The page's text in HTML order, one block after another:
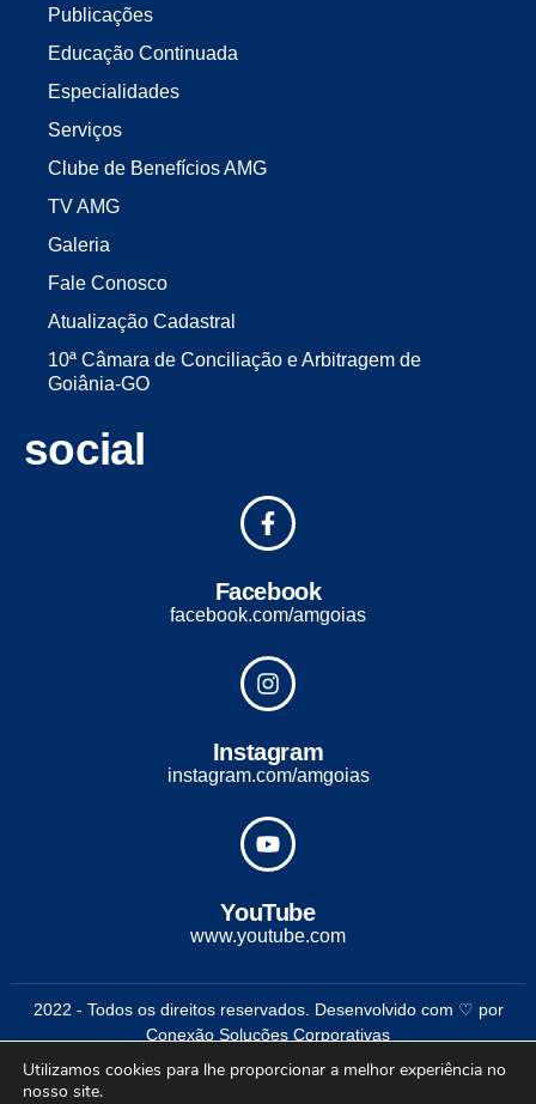
Publicações
Educação Continuada
Especialidades
Serviços
Clube de Benefícios AMG
TV AMG
Galeria
Fale Conosco
Atualização Cadastral
10ª Câmara de Conciliação e Arbitragem de
Goiânia-GO
social
Facebook
facebook.com/amgoias
Instagram
instagram.com/amgoias
YouTube
www.youtube.com
2022 - Todos os direitos reservados. Desenvolvido com ♡ por
Conexão Soluções Corporativas
Utilizamos cookies para lhe proporcionar a melhor experiência no
nosso site.